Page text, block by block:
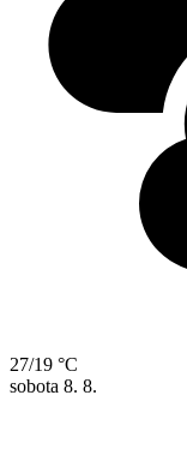
27/19 °C
sobota 8. 8.